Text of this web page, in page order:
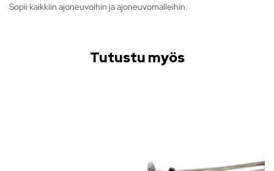
Sopii kaikkiin ajoneuvoihin ja ajoneuvomalleihin.
Tutustu myös